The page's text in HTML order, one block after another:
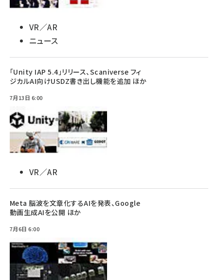
VR／AR
ニュース
「Unity IAP 5.4」リリース、Scaniverse フィ
ジカルAI向けUSDZ書き出し機能を追加 ほか
7月13日 6:00
VR／AR
Meta 脳波を文章化するAIを発表、Google
動画生成AIを公開 ほか
7月6日 6:00